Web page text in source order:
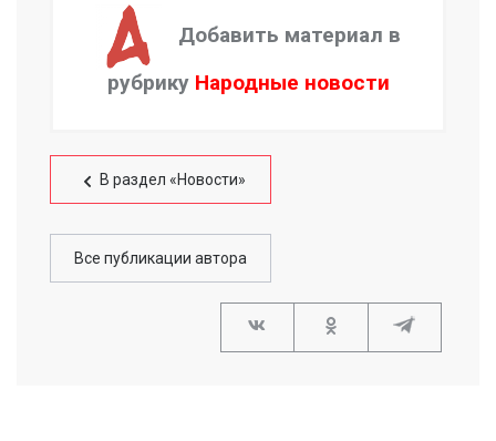
Добавить материал в
рубрику Народные новости
В раздел «Новости»
Все публикации автора